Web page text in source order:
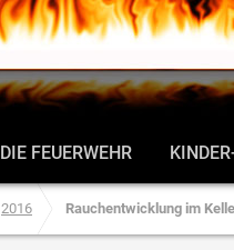
DIE FEUERWEHR
2016 Rauchentwicklung im